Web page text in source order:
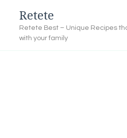
Retete
Retete Best – Unique Recipes
with your family